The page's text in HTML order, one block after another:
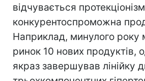
відчувається
конкурентоспроможна
Наприклад, минулого року
ринок 10 нових продуктів,
якраз завершував лінійку